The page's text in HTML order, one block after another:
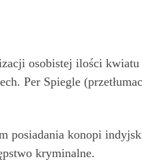
osobistej ilości
Per Spiegle
posiadania konopi
kryminalne.